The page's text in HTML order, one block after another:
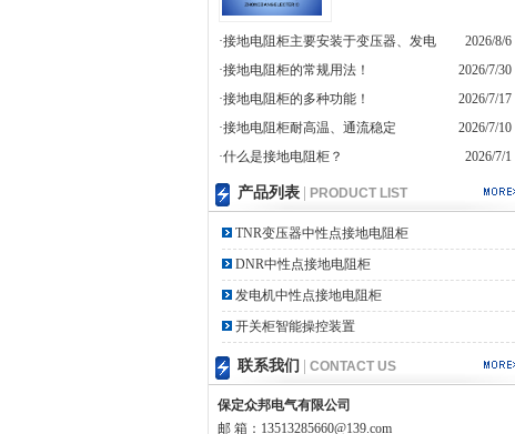
·接地电阻柜主要安装于变压器、发电
2026/8/6
·接地电阻柜的常规用法！
2026/7/30
·接地电阻柜的多种功能！
2026/7/17
·接地电阻柜耐高温、通流稳定
2026/7/10
·什么是接地电阻柜？
2026/7/1
产品列表 PRODUCT LIST
TNR变压器中性点接地电阻柜
DNR中性点接地电阻柜
发电机中性点接地电阻柜
开关柜智能操控装置
联系我们 CONTACT US
保定众邦电气有限公司
邮 箱：13513285660@139.com